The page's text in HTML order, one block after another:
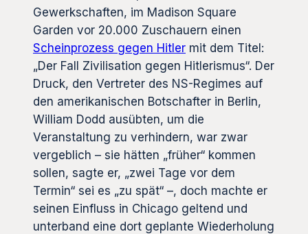
Gewerkschaften, im Madison Square
Garden vor 20.000 Zuschauern einen
Scheinprozess gegen Hitler mit dem Titel:
„Der Fall Zivilisation gegen Hitlerismus“. Der
Druck, den Vertreter des NS-Regimes auf
den amerikanischen Botschafter in Berlin,
William Dodd ausübten, um die
Veranstaltung zu verhindern, war zwar
vergeblich – sie hätten „früher“ kommen
sollen, sagte er, „zwei Tage vor dem
Termin“ sei es „zu spät“ –, doch machte er
seinen Einfluss in Chicago geltend und
unterband eine dort geplante Wiederholung